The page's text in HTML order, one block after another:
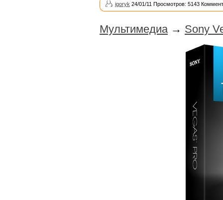
igoryk 24/01/11 Просмотров: 5143
Мультимедиа→ Sony